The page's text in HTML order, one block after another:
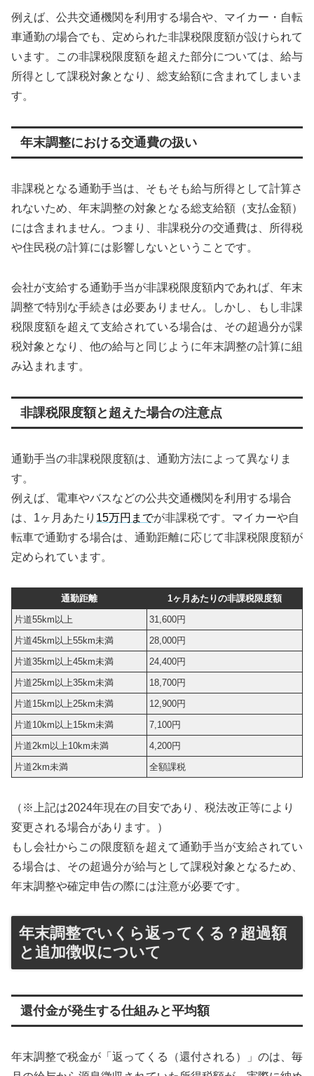
例えば、公共交通機関を利用する場合や、マイカー・自転
車通勤の場合でも、定められた非課税限度額が設けられて
います。この非課税限度額を超えた部分については、給与
所得として課税対象となり、総支給額に含まれてしまいま
す。
年末調整における交通費の扱い
非課税となる通勤手当は、そもそも給与所得として計算さ
れないため、年末調整の対象となる総支給額（支払金額）
には含まれません。つまり、非課税分の交通費は、所得税
や住民税の計算には影響しないということです。
会社が支給する通勤手当が非課税限度額内であれば、年末
調整で特別な手続きは必要ありません。しかし、もし非課
税限度額を超えて支給されている場合は、その超過分が課
税対象となり、他の給与と同じように年末調整の計算に組
み込まれます。
非課税限度額と超えた場合の注意点
通勤手当の非課税限度額は、通勤方法によって異なりま
す。
例えば、電車やバスなどの公共交通機関を利用する場合
は、1ヶ月あたり 15万円までが非課税です。マイカーや自
転車で通勤する場合は、通勤距離に応じて非課税限度額が
定められています。
通勤距離
1ヶ月あたりの非課税限度額
片道55km以上
31,600円
片道45km以上55km未満
28,000円
片道35km以上45km未満
24,400円
片道25km以上35km未満
18,700円
片道15km以上25km未満
12,900円
片道10km以上15km未満
7,100円
片道2km以上10km未満
4,200円
片道2km未満
全額課税
（※上記は2024年現在の目安であり、税法改正等により
変更される場合があります。）
もし会社からこの限度額を超えて通勤手当が支給されてい
る場合は、その超過分が給与として課税対象となるため、
年末調整や確定申告の際には注意が必要です。
年末調整でいくら返ってくる？超過額
と追加徴収について
還付金が発生する仕組みと平均額
年末調整で税金が「返ってくる（還付される）」のは、毎